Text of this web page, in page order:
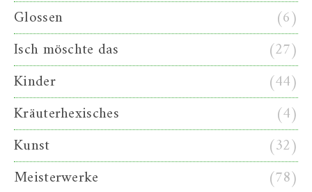
Glossen
(6)
Isch möschte das
(27)
Kinder
(44)
Kräuterhexisches
(4)
Kunst
(32)
Meisterwerke
(78)